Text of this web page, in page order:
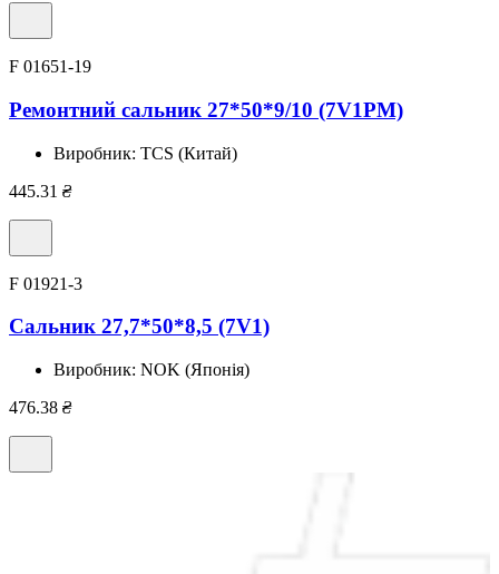
F 01651-19
Ремонтний сальник 27*50*9/10 (7V1PM)
Виробник: TCS (Китай)
445.31 ₴
F 01921-3
Сальник 27,7*50*8,5 (7V1)
Виробник: NOK (Японія)
476.38 ₴